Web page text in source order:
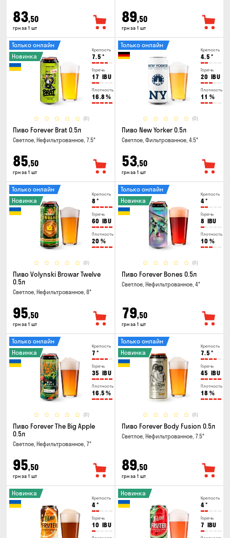
83,50
грн за 1 шт
89,50
грн за 1 шт
Крепость
7.5 °
Горечь
17 IBU
Плотность
16.8 %
(0)
Только онлайн
Новинка
Пиво Forever Brat 0.5л
Светлое, Нефильтрованное, 7.5°
85,50
грн за 1 шт
Крепость
4.5 °
Горечь
20 IBU
Плотность
11 %
(0)
Только онлайн
Пиво New Yorker 0.5л
Светлое, Фильтрованное, 4.5°
53,50
грн за 1 шт
Крепость
8 °
Горечь
60 IBU
Плотность
20 %
(0)
Только онлайн
Новинка
Пиво Volynski Browar Twelve
0.5л
Светлое, Нефильтрованное, 8°
95,50
грн за 1 шт
Крепость
4°
Горечь
8 IBU
Плотность
10 %
(0)
Только онлайн
Новинка
Пиво Forever Bones 0.5л
Светлое, Нефильтрованное, 4°
79,50
грн за 1 шт
Крепость
7 °
Горечь
35 IBU
Плотность
16.5 %
(0)
Только онлайн
Новинка
Пиво Forever The Big Apple
0.5л
Светлое, Нефильтрованное, 7°
95,50
грн за 1 шт
Крепость
7.5 °
Горечь
45 IBU
Плотность
18 %
(0)
Только онлайн
Новинка
Пиво Forever Body Fusion 0.5л
Светлое, Нефильтрованное, 7.5°
89,50
грн за 1 шт
Крепость
4°
Горечь
10 IBU
Новинка
Крепость
4°
Горечь
7 IBU
Новинка